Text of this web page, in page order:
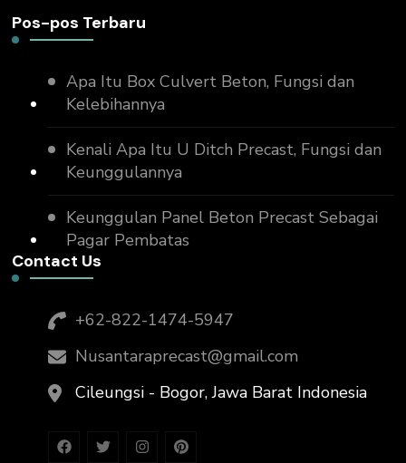
Pos-pos Terbaru
Apa Itu Box Culvert Beton, Fungsi dan
Kelebihannya
Kenali Apa Itu U Ditch Precast, Fungsi dan
Keunggulannya
Keunggulan Panel Beton Precast Sebagai
Pagar Pembatas
Contact Us
+62-822-1474-5947
Nusantaraprecast@gmail.com
Cileungsi - Bogor, Jawa Barat Indonesia